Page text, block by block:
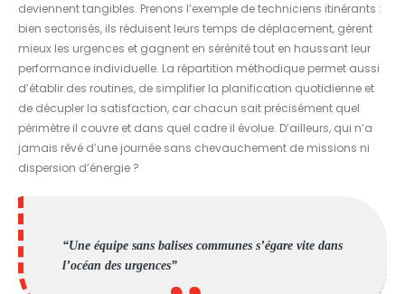
deviennent tangibles. Prenons l’exemple de techniciens itinérants :
bien sectorisés, ils réduisent leurs temps de déplacement, gèrent
mieux les urgences et gagnent en sérénité tout en haussant leur
performance individuelle. La répartition méthodique permet aussi
d’établir des routines, de simplifier la planification quotidienne et
de décupler la satisfaction, car chacun sait précisément quel
périmètre il couvre et dans quel cadre il évolue. D’ailleurs, qui n’a
jamais rêvé d’une journée sans chevauchement de missions ni
dispersion d’énergie ?
“Une équipe sans balises communes s’égare vite dans
l’océan des urgences”